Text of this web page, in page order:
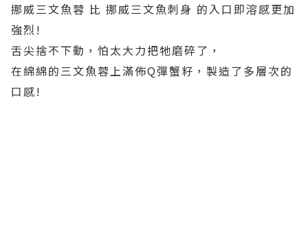
挪威三文魚蓉 比 挪威三文魚刺身 的入口即溶感更加
強烈!
舌尖捨不下動，怕太大力把牠磨碎了，
在綿綿的三文魚蓉上滿佈Q彈蟹籽，製造了多層次的
口感!